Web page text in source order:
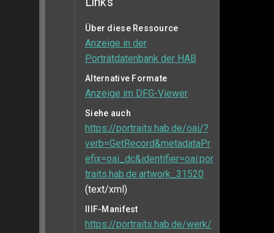
Über diese Ressource
Anzeige in der
Porträtdatenbank der HAB
Alternative Formate
Anzeige im DFG-Viewer
Siehe auch
https://portraits.hab.de/oai/?
verb=GetRecord&metadataPr
efix=oai_dc&identifier=oai:por
traits.hab.de:artwork_31520
(text/xml)
IIIF-Manifest
https://portraits.hab.de/werk/